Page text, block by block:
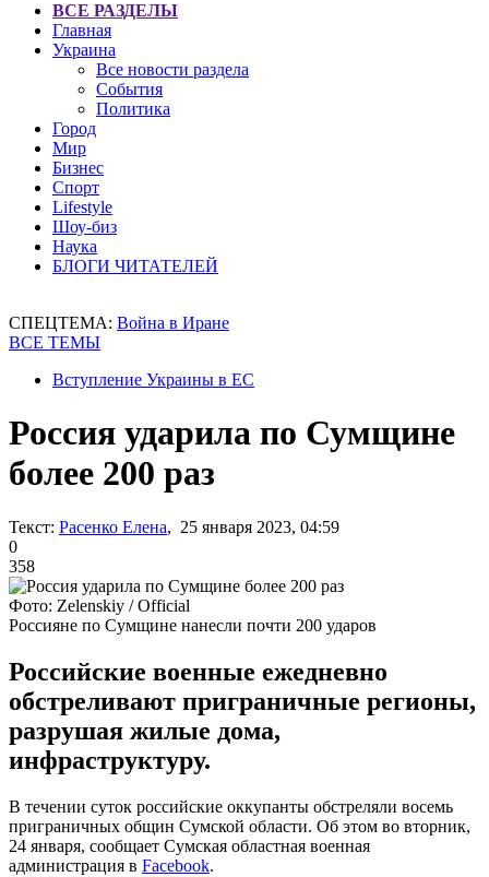
ВСЕ РАЗДЕЛЫ
Главная
Украина
Все новости раздела
События
Политика
Город
Мир
Бизнес
Спорт
Lifestyle
Шоу-биз
Наука
БЛОГИ ЧИТАТЕЛЕЙ
СПЕЦТЕМА: Война в Иране
ВСЕ ТЕМЫ
Вступление Украины в ЕС
Россия ударила по Сумщине
более 200 раз
Текст: Расенко Елена, 25 января 2023, 04:59
0
358
Фото: Zelenskiy / Official
Россияне по Сумщине нанесли почти 200 ударов
Российские военные ежедневно
обстреливают приграничные регионы,
разрушая жилые дома,
инфраструктуру.
В течении суток российские оккупанты обстреляли восемь
приграничных общин Сумской области. Об этом во вторник,
24 января, сообщает Сумская областная военная
администрация в Facebook.